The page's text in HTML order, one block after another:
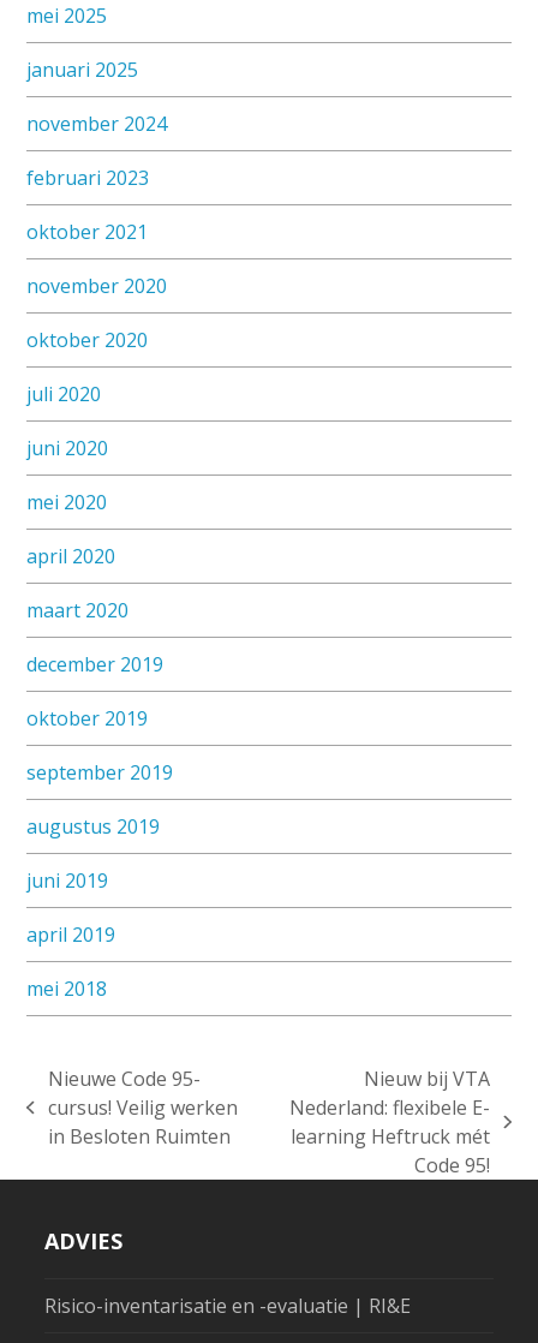
mei 2025
januari 2025
november 2024
februari 2023
oktober 2021
november 2020
oktober 2020
juli 2020
juni 2020
mei 2020
april 2020
maart 2020
december 2019
oktober 2019
september 2019
augustus 2019
juni 2019
april 2019
mei 2018
previous
post:
Nieuwe Code 95-
cursus! Veilig werken
in Besloten Ruimten
next
Nieuw bij VTA
Nederland: flexibele E-
learning Heftruck mét
Code 95!
ADVIES
Risico-inventarisatie en -evaluatie | RI&E